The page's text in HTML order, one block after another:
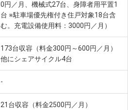
0円／月、機械式27台、身障者用平置1
台 ※駐車場優先権付き住戸対象18台含
む。充電設備使用料：3000円／月）
173台収容（料金300円～600円／月）
他にシェアサイクル4台
-
21台収容（料金2500円／月）